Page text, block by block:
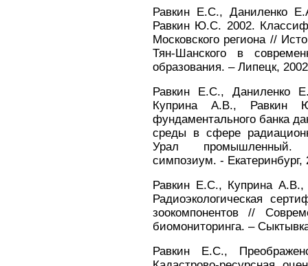
Равкин Е.С., Даниленко
Равкин Ю.С. 2002.
Московского региона //
Тян-Шанского в
образования. – Липецк,
Равкин Е.С., Даниленко
Куприна А.В., Равкин
фундаментального банка
среды в сфере
Урал промышленный.
симпозиум. -
Равкин Е.С., Куприна
Радиоэкологическая
зоокомпонентов //
биомониторинга. –
Равкин Е.С.,